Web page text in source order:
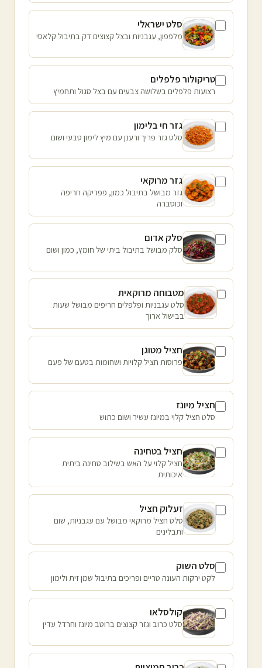
סלט ישראלי
מלפפון, עגבניות ובצל קצוצים דק בתיבול קלאסי
טריקולור פלפלים
רצועות פלפלים בשלושה צבעים עם בצל סגול ותחמיץ
גזר חי בלימון
סלט גזר פריך ורענן עם מיץ לימון טבעי ושום
גזר מרוקאי
גזר מבושל בתיבול כמון, פפריקה חריפה
וכוסברה
סלק אדום
סלק מבושל בתיבול ביתי של חומץ, כמון ושום
מטבוחה מרוקאית
סלט עגבניות ופלפלים חריפים מבושל שעות
בבישול ארוך
חציל מטוגן
פרוסות חציל קלויות ושחומות בטעם של פעם
חציל מיונז
סלט חציל קלוי במיונז עשיר ושום כתוש
חציל בטחינה
חציל קלוי על האש בשילוב טחינה ביתית
איכותית
זעלוק חציל
סלט חציל מרוקאי מבושל עם עגבניות, שום
ותבלינים
סלט השוק
לקט ירקות העונה טריים ופריכים בתיבול שמן זית ולימון
קולסלאו
סלט כרוב וגזר קצוצים ברוטב מיונז וחרדל עדין